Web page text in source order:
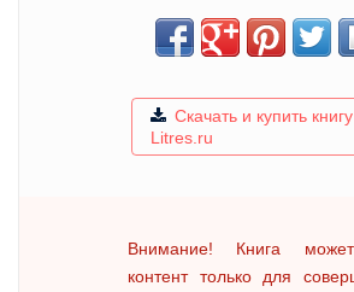
Скачать и купить
Litres.ru
Внимание! Книга
контент только для